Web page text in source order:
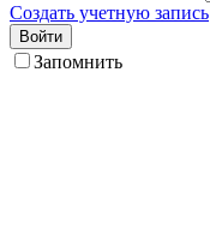
Создать учетную запись
Войти
Запомнить